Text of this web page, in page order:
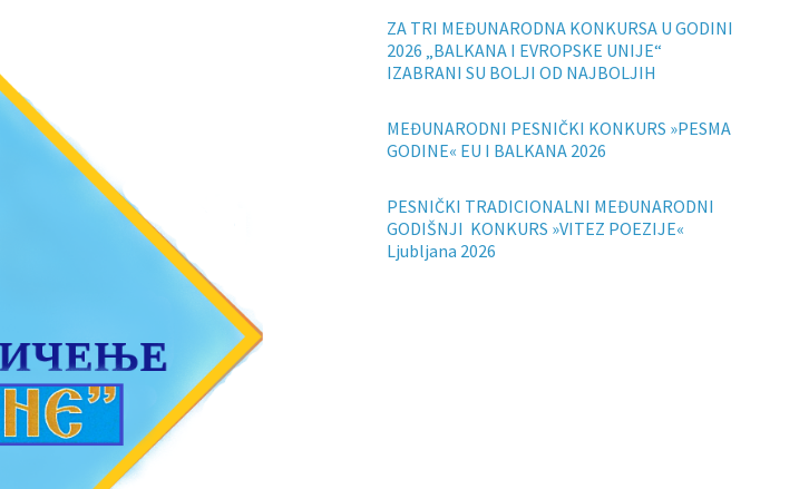
ZA TRI MEĐUNARODNA KONKURSA U GODINI
2026 „BALKANA I EVROPSKE UNIJE“
IZABRANI SU BOLJI OD NAJBOLJIH
MEĐUNARODNI PESNIČKI KONKURS »PESMA
GODINE« EU I BALKANA 2026
PESNIČKI TRADICIONALNI MEĐUNARODNI
GODIŠNJI KONKURS »VITEZ POEZIJE«
Ljubljana 2026